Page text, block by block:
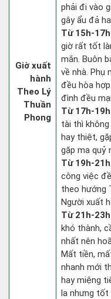
Giờ xuất
hành
Theo Lý
Thuần
Phong
phải đi vào
gây ẩu đả
Từ 15h-
giờ rất tốt
mắn. Buôn
về nhà. Phụ
đều hòa
đình đều
Từ 17h-
tài thì không
hay thiệt,
gặp ma quỷ
Từ 19h-
công việc
theo hướng
Người xuất
Từ 21h-
khó thành,
nhất nên
Mất tiền,
nhanh mới
hay miệng
la nhưng tốt